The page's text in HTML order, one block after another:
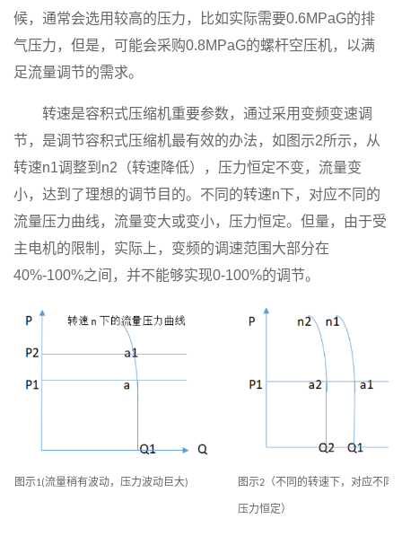
候，通常会选用较高的压力，比如实际需要0.6MPaG的排
气压力，但是，可能会采购0.8MPaG的螺杆空压机，以满
足流量调节的需求。
转速是容积式压缩机重要参数，通过采用变频变速调
节，是调节容积式压缩机最有效的办法，如图示2所示，从
转速n1调整到n2（转速降低），压力恒定不变，流量变
小，达到了理想的调节目的。不同的转速n下，对应不同的
流量压力曲线，流量变大或变小，压力恒定。但量，由于受
主电机的限制，实际上，变频的调速范围大部分在
40%-100%之间，并不能够实现0-100%的调节。
图示1(流量稍有波动，压力波动巨大) 图示2 （不同的转速下，对应不同
压力恒定）